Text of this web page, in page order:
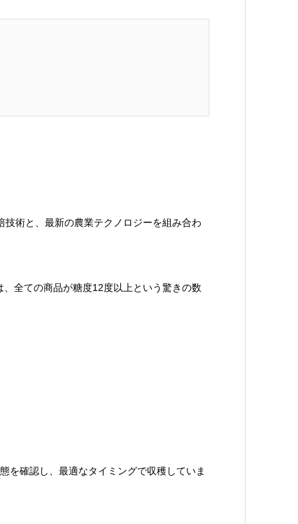
術と、最新の農業テクノロジーを組み合わ
全ての商品が糖度12度以上という驚きの数
を確認し、最適なタイミングで収穫していま